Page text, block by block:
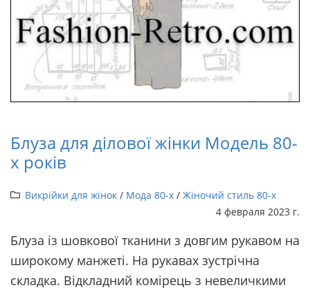
Блуза для ділової жінки Модель 80-
х років
Викрійки для жінок/ Мода 80-х/ Жіночий стиль 80-х
4 февраля 2023 г.
Блуза із шовкової тканини з довгим рукавом на
широкому манжеті. На рукавах зустрічна
складка. Відкладний комірець з невеличкими